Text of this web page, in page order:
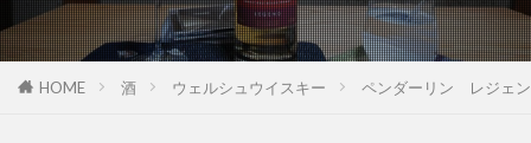
HOME 酒 ウェルシュウイスキー ペンダーリン レジェ